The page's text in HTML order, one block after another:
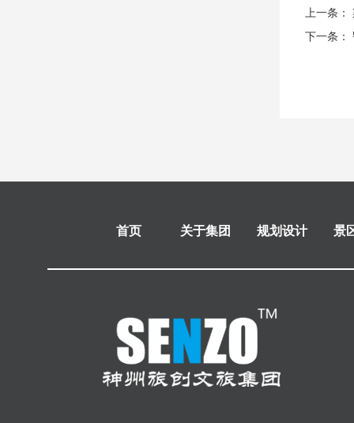
上一条：
下一条：
首页 关于集团 规划设计 景